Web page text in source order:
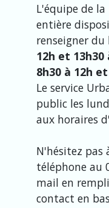
L'équipe de
entière
renseigner
12h et
8h30 à 12h
Le service
public les
aux horaires
N'hésitez pas
téléphone au
mail en
contact en